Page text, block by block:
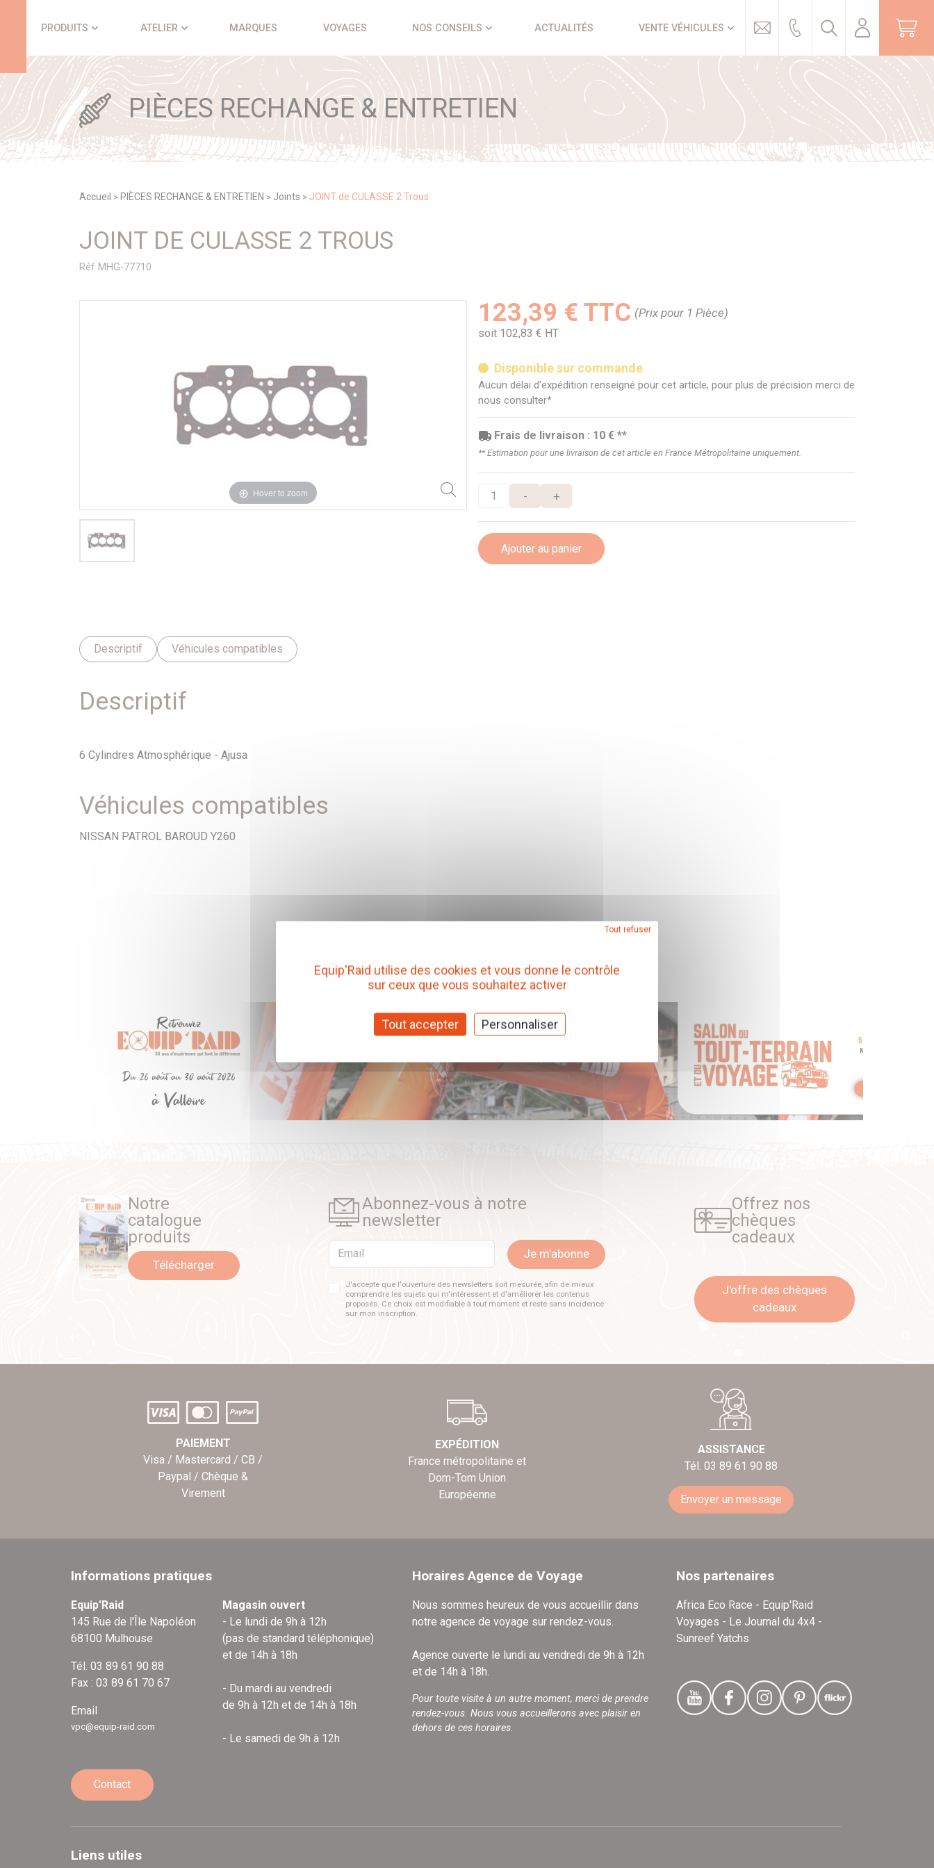
PRODUITS ATELIER MARQUES VOYAGES NOS CONSEILS ACTUALITÉS VENTE VÉHICULES
PIÈCES RECHANGE & ENTRETIEN
Accueil > PIÈCES RECHANGE & ENTRETIEN > Joints > JOINT de CULASSE 2 Trous
JOINT DE CULASSE 2 TROUS
Réf MHG-77710
Hover to zoom
123,39 € TTC (Prix pour 1 Pièce)
soit 102,83 € HT
Disponible sur commande
Aucun délai d'expédition renseigné pour cet article, pour plus de précision merci de
nous consulter*
Frais de livraison : 10 € **
** Estimation pour une livraison de cet article en France Métropolitaine uniquement.
- +
Ajouter au panier
Descriptif Véhicules compatibles
Descriptif
6 Cylindres Atmosphérique - Ajusa
Véhicules compatibles
NISSAN PATROL BAROUD Y260
Notre
catalogue
produits
Télécharger
Abonnez-vous à notre
newsletter
Email Je m'abonne
J'accepte que l'ouverture des newsletters soit mesurée, afin de mieux
comprendre les sujets qui m'intéressent et d'améliorer les contenus
proposés. Ce choix est modifiable à tout moment et reste sans incidence
sur mon inscription.
Offrez nos
chèques
cadeaux
J'offre des chèques
cadeaux
PAIEMENT
Visa / Mastercard / CB /
Paypal / Chèque &
Virement
EXPÉDITION
France métropolitaine et
Dom-Tom Union
Européenne
ASSISTANCE
Tél. 03 89 61 90 88
Envoyer un message
Informations pratiques
Equip'Raid
145 Rue de l'Île Napoléon
68100 Mulhouse
Tél. 03 89 61 90 88
Fax : 03 89 61 70 67
Email
vpc@equip-raid.com
Magasin ouvert
- Le lundi de 9h à 12h
(pas de standard téléphonique)
et de 14h à 18h
- Du mardi au vendredi
de 9h à 12h et de 14h à 18h
- Le samedi de 9h à 12h
Contact
Horaires Agence de Voyage
Nous sommes heureux de vous accueillir dans
notre agence de voyage sur rendez-vous.
Agence ouverte le lundi au vendredi de 9h à 12h
et de 14h à 18h.
Pour toute visite à un autre moment, merci de prendre
rendez-vous. Nous vous accueillerons avec plaisir en
dehors de ces horaires.
Nos partenaires
Africa Eco Race - Equip'Raid
Voyages - Le Journal du 4x4 -
Sunreef Yatchs
Liens utiles
Equip'Raid utilise des cookies et vous donne le contrôle
sur ceux que vous souhaitez activer
Tout accepter
Tout refuser
Personnaliser